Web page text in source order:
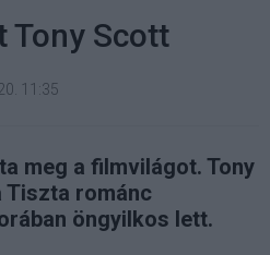
Tony Scott
11:35
meg a filmvilágot. Tony
Tiszta románc
öngyilkos lett.